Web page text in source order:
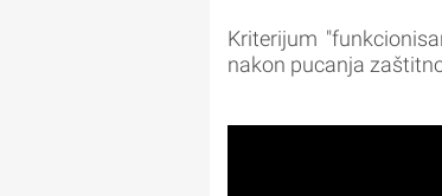
Kriterijum
nakon pucanja